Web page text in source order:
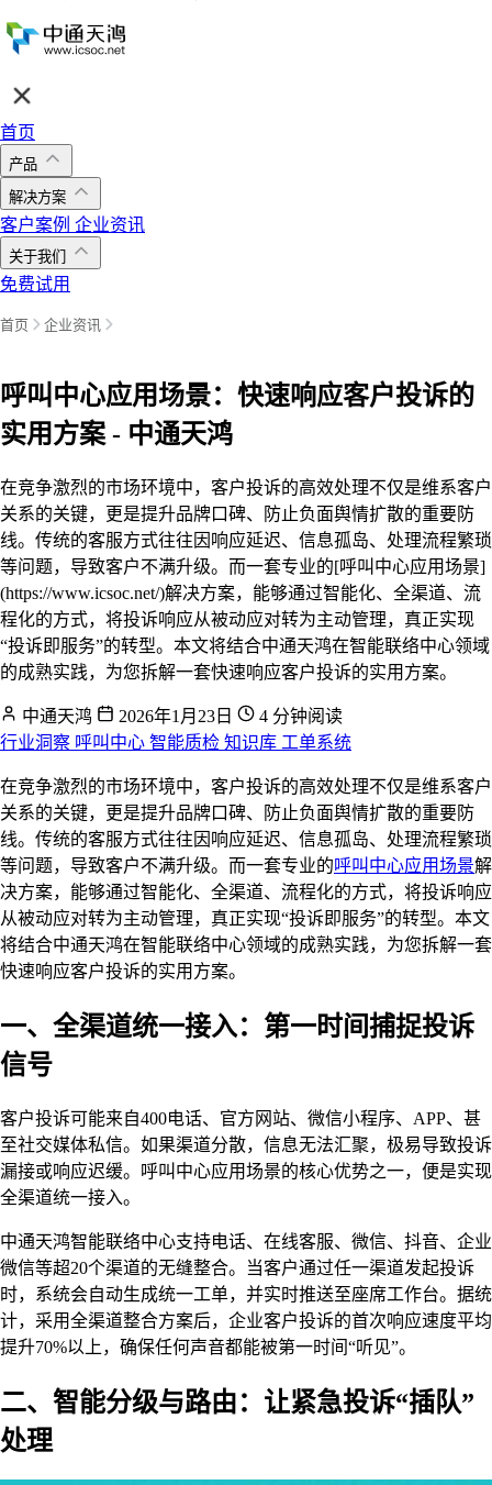
首页
产品
解决方案
客户案例 企业资讯
关于我们
免费试用
首页 企业资讯
呼叫中心应用场景：快速响应客户投诉的
实用方案 - 中通天鸿
在竞争激烈的市场环境中，客户投诉的高效处理不仅是维系客户
关系的关键，更是提升品牌口碑、防止负面舆情扩散的重要防
线。传统的客服方式往往因响应延迟、信息孤岛、处理流程繁琐
等问题，导致客户不满升级。而一套专业的[呼叫中心应用场景]
(https://www.icsoc.net/)解决方案，能够通过智能化、全渠道、流
程化的方式，将投诉响应从被动应对转为主动管理，真正实现
“投诉即服务”的转型。本文将结合中通天鸿在智能联络中心领域
的成熟实践，为您拆解一套快速响应客户投诉的实用方案。
中通天鸿 2026年1月23日
4 分钟阅读
行业洞察 呼叫中心 智能质检 知识库 工单系统
在竞争激烈的市场环境中，客户投诉的高效处理不仅是维系客户
关系的关键，更是提升品牌口碑、防止负面舆情扩散的重要防
线。传统的客服方式往往因响应延迟、信息孤岛、处理流程繁琐
等问题，导致客户不满升级。而一套专业的呼叫中心应用场景解
决方案，能够通过智能化、全渠道、流程化的方式，将投诉响应
从被动应对转为主动管理，真正实现“投诉即服务”的转型。本文
将结合中通天鸿在智能联络中心领域的成熟实践，为您拆解一套
快速响应客户投诉的实用方案。
一、全渠道统一接入：第一时间捕捉投诉
信号
客户投诉可能来自400电话、官方网站、微信小程序、APP、甚
至社交媒体私信。如果渠道分散，信息无法汇聚，极易导致投诉
漏接或响应迟缓。呼叫中心应用场景的核心优势之一，便是实现
全渠道统一接入。
中通天鸿智能联络中心支持电话、在线客服、微信、抖音、企业
微信等超20个渠道的无缝整合。当客户通过任一渠道发起投诉
时，系统会自动生成统一工单，并实时推送至座席工作台。据统
计，采用全渠道整合方案后，企业客户投诉的首次响应速度平均
提升70%以上，确保任何声音都能被第一时间“听见”。
二、智能分级与路由：让紧急投诉“插队”
处理